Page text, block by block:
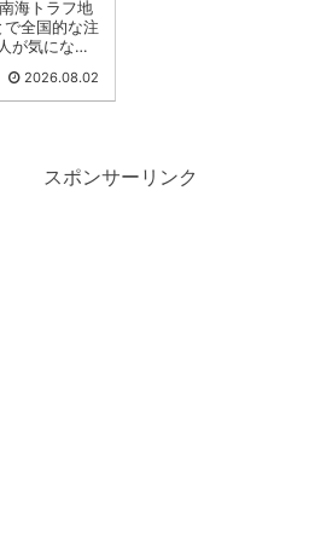
海トラフ地
全国的な注
が気になっ
2026.08.02
スポンサーリンク